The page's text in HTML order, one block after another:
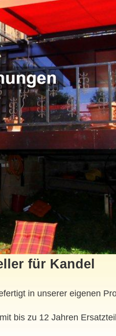
für Kandel
in unserer eigenen
bis zu 12 Jahren